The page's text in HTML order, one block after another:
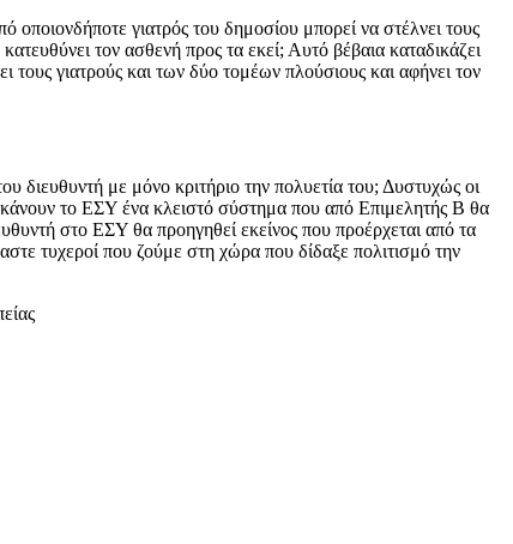
γιατρός του δημοσίου μπορεί να στέλνει τους
τον ασθενή προς τα εκεί; Αυτό βέβαια καταδικάζει
γιατρούς και των δύο τομέων πλούσιους και αφήνει τον
διευθυντή με μόνο κριτήριο την πολυετία του; Δυστυχώς οι
το ΕΣΥ ένα κλειστό σύστημα που από Επιμελητής Β θα
στο ΕΣΥ θα προηγηθεί εκείνος που προέρχεται από τα
τυχεροί που ζούμε στη χώρα που δίδαξε πολιτισμό την